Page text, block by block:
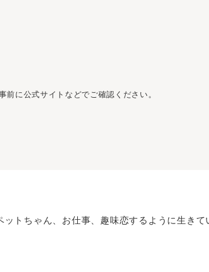
に公式サイトなどでご確認ください。
トちゃん、お仕事、趣味恋するように生き